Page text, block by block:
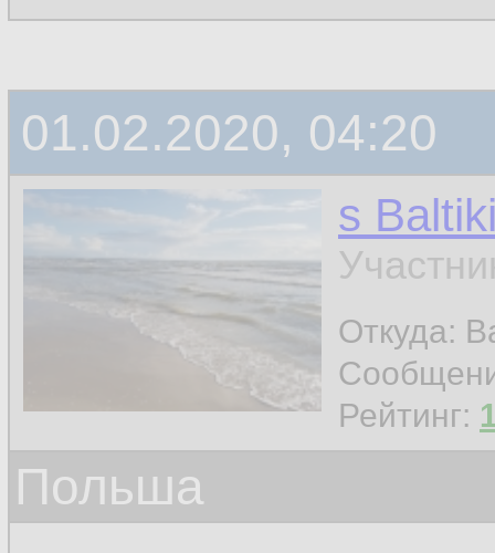
01.02.2020, 04:20
s
Откуда:
Рейтинг:
Польша